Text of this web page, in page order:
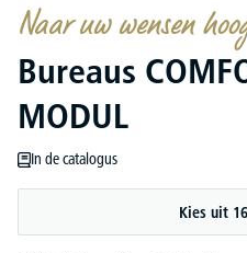
Naar uw wensen
Bureaus
MODUL
In de catalogus
Kies uit